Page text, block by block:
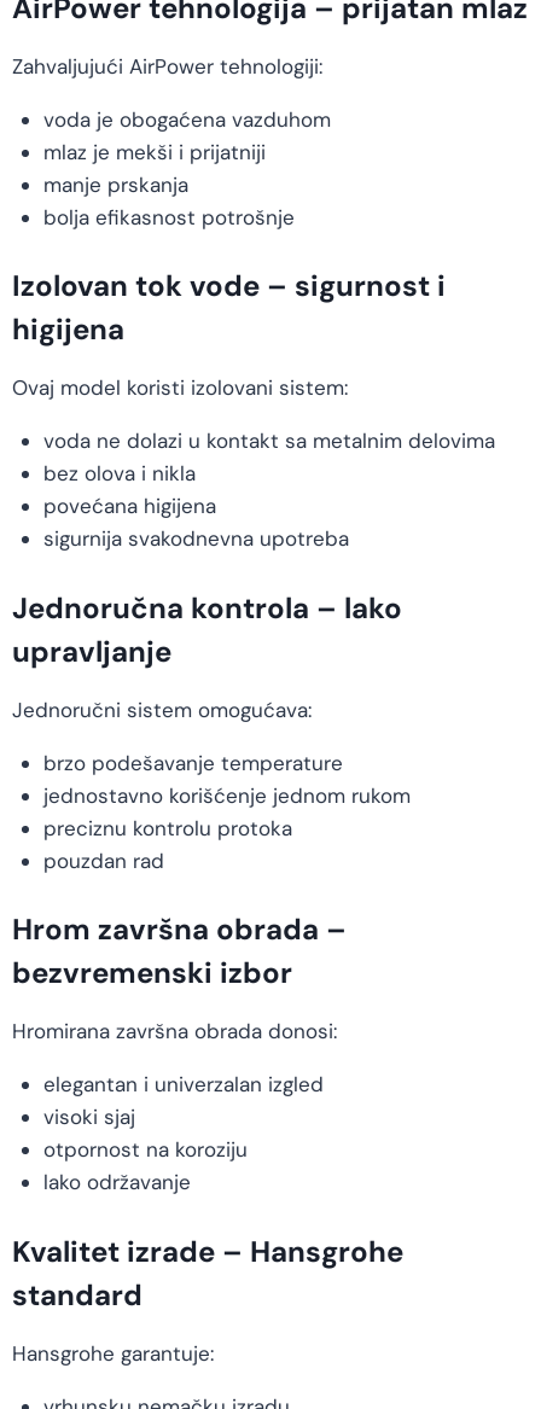
AirPower tehnologija – prijatan mlaz
Zahvaljujući AirPower tehnologiji:
voda je obogaćena vazduhom
mlaz je mekši i prijatniji
manje prskanja
bolja efikasnost potrošnje
Izolovan tok vode – sigurnost i
higijena
Ovaj model koristi izolovani sistem:
voda ne dolazi u kontakt sa metalnim delovima
bez olova i nikla
povećana higijena
sigurnija svakodnevna upotreba
Jednoručna kontrola – lako
upravljanje
Jednoručni sistem omogućava:
brzo podešavanje temperature
jednostavno korišćenje jednom rukom
preciznu kontrolu protoka
pouzdan rad
Hrom završna obrada –
bezvremenski izbor
Hromirana završna obrada donosi:
elegantan i univerzalan izgled
visoki sjaj
otpornost na koroziju
lako održavanje
Kvalitet izrade – Hansgrohe
standard
Hansgrohe garantuje: